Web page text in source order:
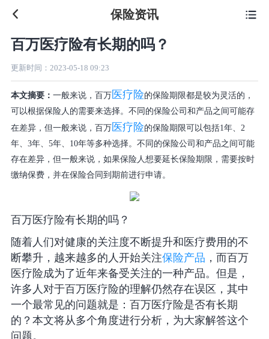
 保险资讯
百万医疗险有长期的吗？
更新时间： 2023-05-18 09:23
本文摘要： 一般来说，百万医疗险的保险期限都是较为灵活的，
可以根据保险人的需要来选择。不同的保险公司和产品之间可能存
在差异，但一般来说，百万医疗险的保险期限可以包括1年、2
年、3年、5年、10年等多种选择。不同的保险公司和产品之间可能
存在差异，但一般来说，如果保险人想要延长保险期限，需要按时
缴纳保费，并在保险合同到期前进行申请。
百万医疗险有长期的吗？
随着人们对健康的关注度不断提升和医疗费用的不
断攀升，越来越多的人开始关注保险产品 ，而百万
医疗险成为了近年来备受关注的一种产品。但是，
许多人对于百万医疗险的理解仍然存在误区，其中
一个最常见的问题就是：百万医疗险是否有长期
的？本文将从多个角度进行分析，为大家解答这个
问题。